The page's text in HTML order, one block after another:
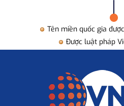
Tên miền quốc gia được
Được luật pháp